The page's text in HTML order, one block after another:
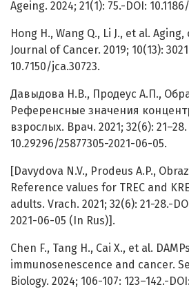
Ageing. 2024; 21(1): 75.-DOI:
Hong H., Wang Q., Li J., et al.
Journal of Cancer. 2019; 10(13):
10.7150/jca.30723.
Давыдова Н.В., Продеус А.П.,
Референсные значения
взрослых. Врач. 2021; 32(6):
10.29296/25877305-2021-06-05.
[Davydova N.V., Prodeus A.P.,
Reference values for TREC and
adults. Vrach. 2021; 32(6): 21-28.-
2021-06-05 (In Rus)].
Chen F., Tang H., Cai X., et al.
immunosenescence and cancer.
Biology. 2024; 106-107: 123–142.-DOI: